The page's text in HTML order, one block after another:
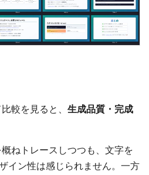
較を見ると、 生成品質・完成
ねトレースしつつも、文字を
イン性は感じられません。一方